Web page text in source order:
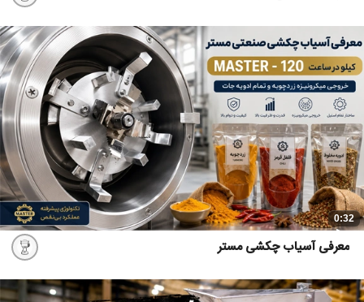
0:32
معرفی آسیاب چکشی مستر